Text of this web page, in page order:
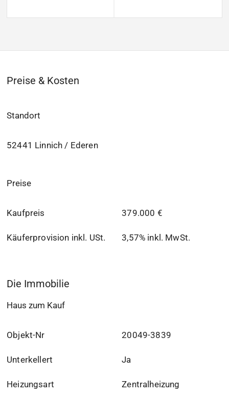
Preise & Kosten
Standort
52441 Linnich / Ederen
Preise
Kaufpreis 379.000 €
Käuferprovision inkl. USt. 3,57% inkl. MwSt.
Die Immobilie
Haus zum Kauf
Objekt-Nr 20049-3839
Unterkellert Ja
Heizungsart Zentralheizung